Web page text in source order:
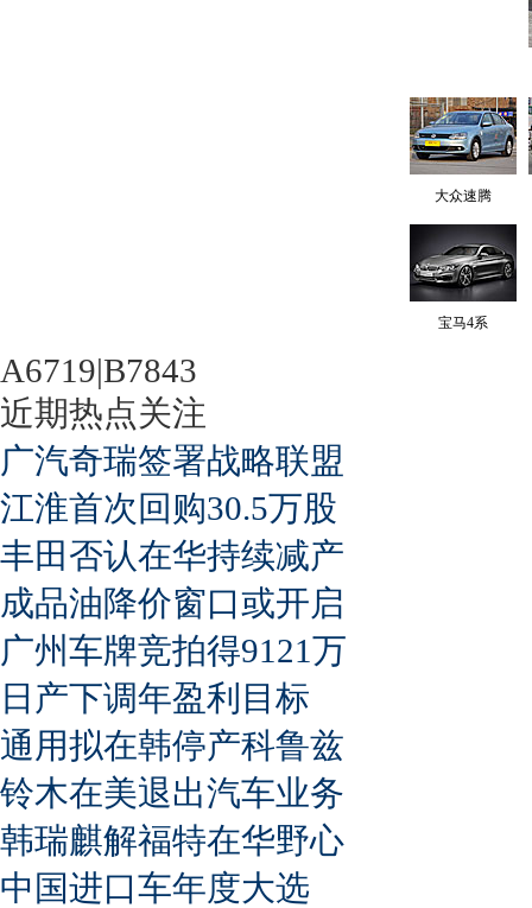
大众速腾
宝马4系
A6719|B7843
近期热点关注
广汽奇瑞签署战略联盟
江淮首次回购30.5万股
丰田否认在华持续减产
成品油降价窗口或开启
广州车牌竞拍得9121万
日产下调年盈利目标
通用拟在韩停产科鲁兹
铃木在美退出汽车业务
韩瑞麒解福特在华野心
中国进口车年度大选